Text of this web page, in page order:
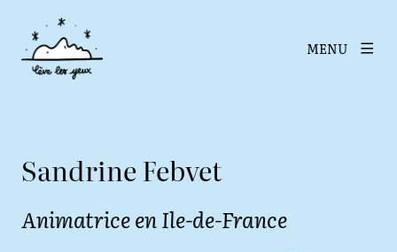
MENU
Sandrine Febvet
Animatrice en Ile-de-France